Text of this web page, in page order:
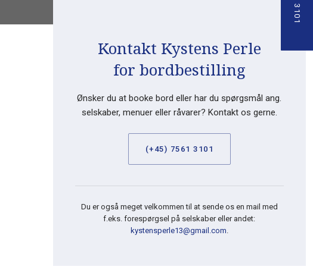
Kontakt Kystens Perle
​for bordbestilling
Ønsker du at booke bord eller har du spørgsmål ang.
selskaber, menuer eller råvarer? Kontakt os gerne.
(+45) 7561 3101
Du er også meget velkommen til at sende os en mail med
f.eks. forespørgsel på selskaber eller andet:
kystensperle13@gmail.com